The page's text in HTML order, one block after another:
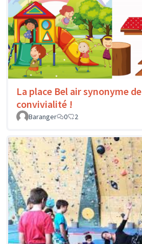
La place Bel air synonyme de
convivialité !
Baranger
0 2